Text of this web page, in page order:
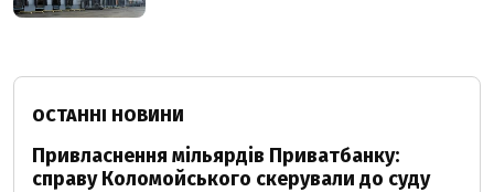
ОСТАННІ НОВИНИ
Привласнення мільярдів Приватбанку:
справу Коломойського скерували до суду